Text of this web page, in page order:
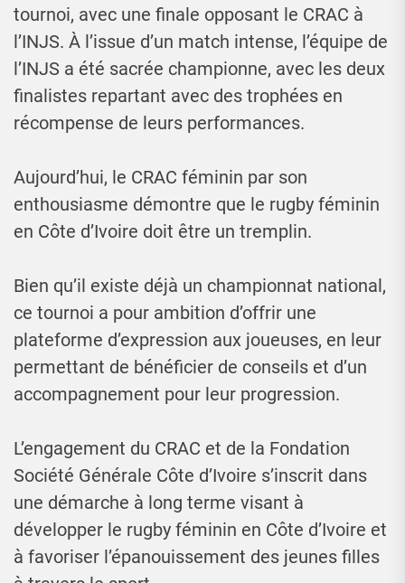
tournoi, avec une finale opposant le CRAC à
l’INJS. À l’issue d’un match intense, l’équipe de
l’INJS a été sacrée championne, avec les deux
finalistes repartant avec des trophées en
récompense de leurs performances.
Aujourd’hui, le CRAC féminin par son
enthousiasme démontre que le rugby féminin
en Côte d’Ivoire doit être un tremplin.
Bien qu’il existe déjà un championnat national,
ce tournoi a pour ambition d’offrir une
plateforme d’expression aux joueuses, en leur
permettant de bénéficier de conseils et d’un
accompagnement pour leur progression.
L’engagement du CRAC et de la Fondation
Société Générale Côte d’Ivoire s’inscrit dans
une démarche à long terme visant à
développer le rugby féminin en Côte d’Ivoire et
à favoriser l’épanouissement des jeunes filles